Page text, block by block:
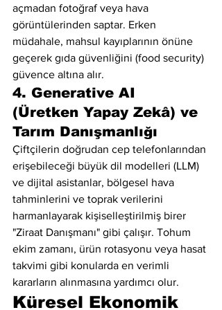
açmadan fotoğraf veya hava
görüntülerinden saptar. Erken
müdahale, mahsul kayıplarının önüne
geçerek gıda güvenliğini (food security)
güvence altına alır.
4. Generative AI
(Üretken Yapay Zekâ) ve
Tarım Danışmanlığı
Çiftçilerin doğrudan cep telefonlarından
erişebileceği büyük dil modelleri (LLM)
ve dijital asistanlar, bölgesel hava
tahminlerini ve toprak verilerini
harmanlayarak kişiselleştirilmiş birer
"Ziraat Danışmanı" gibi çalışır. Tohum
ekim zamanı, ürün rotasyonu veya hasat
takvimi gibi konularda en verimli
kararların alınmasına yardımcı olur.
Küresel Ekonomik